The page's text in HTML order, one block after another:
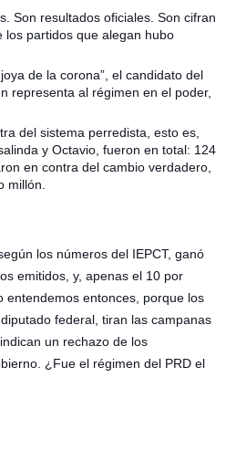
Son resultados oficiales. Son cifran
los partidos que alegan hubo
de la corona”, el candidato del
representa al régimen en el poder,
del sistema perredista, esto es,
y Octavio, fueron en total: 124
en contra del cambio verdadero,
millón.
los números del IEPCT, ganó
emitidos, y, apenas el 10 por
entendemos entonces, porque los
federal, tiran las campanas
un rechazo de los
¿Fue el régimen del PRD el